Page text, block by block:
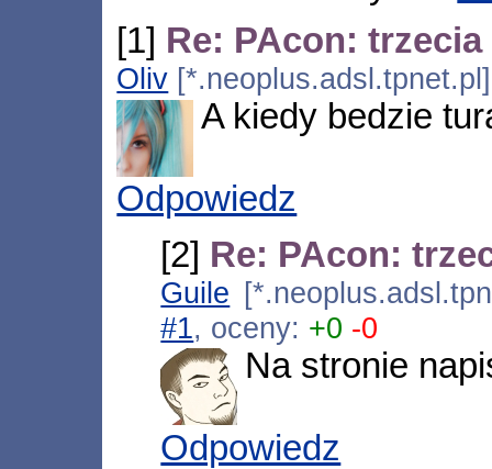
[1] Re: PAcon:
Oliv
A kiedy bedzie
Odpowiedz
[2] Re: PAcon:
Guile
#1, oceny: +0 -0
Na stronie
Odpowiedz